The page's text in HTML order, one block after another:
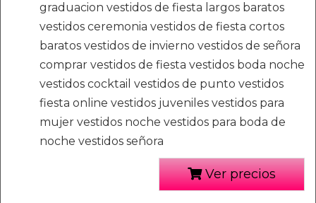
graduacion vestidos de fiesta largos baratos
vestidos ceremonia vestidos de fiesta cortos
baratos vestidos de invierno vestidos de señora
comprar vestidos de fiesta vestidos boda noche
vestidos cocktail vestidos de punto vestidos
fiesta online vestidos juveniles vestidos para
mujer vestidos noche vestidos para boda de
noche vestidos señora
Ver precios